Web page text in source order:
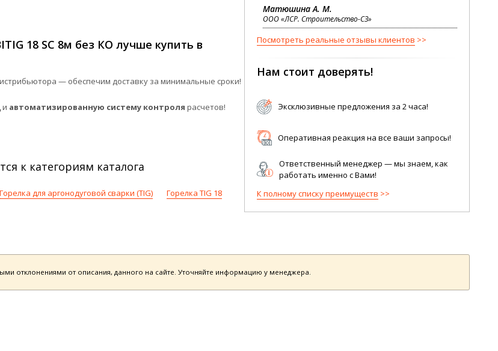
Матюшина А. М.
ООО «ЛСР. Строительство-СЗ»
Посмотреть реальные отзывы клиентов
Нам стоит доверять!
Эксклюзивные предложения за 2 часа!
Оперативная реакция на все ваши запросы!
Ответственный менеджер — мы знаем, как
работать именно с Вами!
К полному списку преимуществ
18 SC 8м без КО лучше купить в
— обеспечим доставку за минимальные сроки!
и автоматизированную систему контроля расчетов!
к категориям каталога
Горелка для аргонодуговой сварки (TIG)
Горелка TIG 18
отклонениями от описания, данного на сайте. Уточняйте информацию у менеджера.